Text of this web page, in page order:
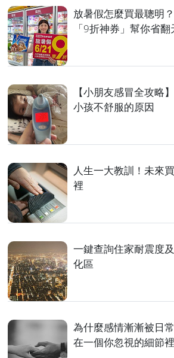
放暑假怎麼買最聰明
「9折神券」幫你省翻
【小朋友感冒全攻略
小孩不舒服的原因
人生一大教訓！未來
裡
一鍵查詢住家耐震度
化區
為什麼感情漸漸被日
在一個你忽視的細節裡